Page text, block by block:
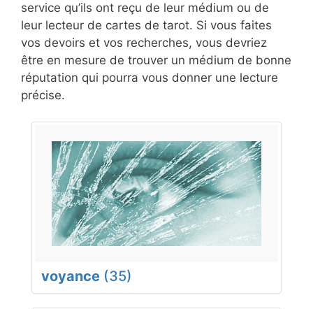
service qu’ils ont reçu de leur médium ou de
leur lecteur de cartes de tarot. Si vous faites
vos devoirs et vos recherches, vous devriez
être en mesure de trouver un médium de bonne
réputation qui pourra vous donner une lecture
précise.
voyance (35)